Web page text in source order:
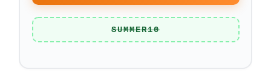
SUMMER10